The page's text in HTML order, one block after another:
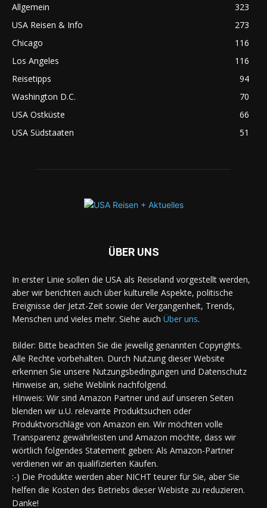
Allgemein
323
USA Reisen & Info
273
Chicago
116
Los Angeles
116
Reisetipps
94
Washington D.C.
70
USA Ostküste
66
USA Südstaaten
51
ÜBER UNS
In erster Linie sollen die USA als Reiseland vorgestellt werden,
aber wir berichten auch über kulturelle Aspekte, politische
Ereignisse der Jetzt-Zeit sowie der Vergangenheit, Trends,
Menschen und vieles mehr. Siehe auch Über uns.
Bilder: Bitte beachten Sie die jeweilig genannten Copyrights.
Alle Rechte vorbehalten. Durch Nutzung dieser Website
erkennen Sie unsere Nutzungsbedingungen und Datenschutz
Hinweise an, siehe Weblink nachfolgend.
HInweis: Wir sind Amazon Partner und auf unseren Seiten
blenden wir u.U. relevante Produktsuchen oder
Produktvorschläge von Amazon ein. Wir möchten volle
Transparenz gewährleisten und Amazon möchte, dass wir
wörtlich folgendes Statement geben: Als Amazon-Partner
verdienen wir an qualifizierten Käufen.
:-) Die Produkte werden aber NICHT teurer für Sie, aber Sie
helfen die Kosten des Betriebs dieser Webiste zu reduzieren.
Danke!